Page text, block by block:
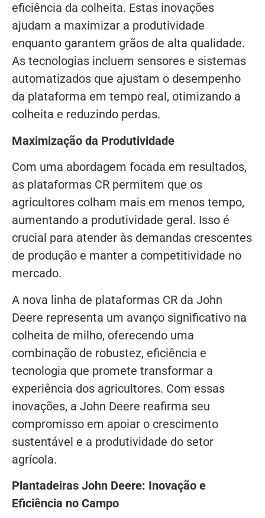
eficiência da colheita. Estas inovações
ajudam a maximizar a produtividade
enquanto garantem grãos de alta qualidade.
As tecnologias incluem sensores e sistemas
automatizados que ajustam o desempenho
da plataforma em tempo real, otimizando a
colheita e reduzindo perdas.
Maximização da Produtividade
Com uma abordagem focada em resultados,
as plataformas CR permitem que os
agricultores colham mais em menos tempo,
aumentando a produtividade geral. Isso é
crucial para atender às demandas crescentes
de produção e manter a competitividade no
mercado.
A nova linha de plataformas CR da John
Deere representa um avanço significativo na
colheita de milho, oferecendo uma
combinação de robustez, eficiência e
tecnologia que promete transformar a
experiência dos agricultores. Com essas
inovações, a John Deere reafirma seu
compromisso em apoiar o crescimento
sustentável e a produtividade do setor
agrícola.
Plantadeiras John Deere: Inovação e
Eficiência no Campo